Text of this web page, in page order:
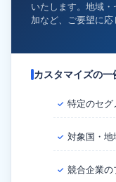
いたします。地域
加など、ご要望に応
カスタマイズの一
✓ 特定のセグ
✓ 対象国・地
✓ 競合企業の